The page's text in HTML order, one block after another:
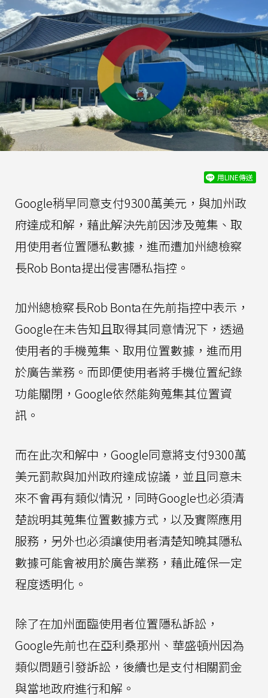
用LINE傳送
Google稍早同意支付9300萬美元，與加州政
府達成和解，藉此解決先前因涉及蒐集、取
用使用者位置隱私數據，進而遭加州總檢察
長Rob Bonta提出侵害隱私指控。
加州總檢察長Rob Bonta在先前指控中表示，
Google在未告知且取得其同意情況下，透過
使用者的手機蒐集、取用位置數據，進而用
於廣告業務。而即便使用者將手機位置紀錄
功能關閉，Google依然能夠蒐集其位置資
訊。
而在此次和解中，Google同意將支付9300萬
美元罰款與加州政府達成協議，並且同意未
來不會再有類似情況，同時Google也必須清
楚說明其蒐集位置數據方式，以及實際應用
服務，另外也必須讓使用者清楚知曉其隱私
數據可能會被用於廣告業務，藉此確保一定
程度透明化。
除了在加州面臨使用者位置隱私訴訟，
Google先前也在亞利桑那州、華盛頓州因為
類似問題引發訴訟，後續也是支付相關罰金
與當地政府進行和解。